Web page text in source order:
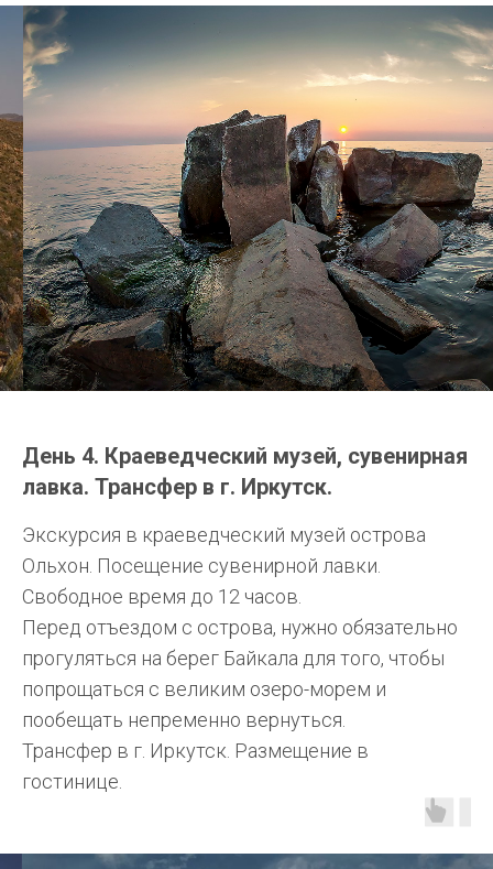
День 4. Краеведческий музей, сувенирная
лавка. Трансфер в г. Иркутск.
Экскурсия в краеведческий музей острова
Ольхон. Посещение сувенирной лавки.
Свободное время до 12 часов.
Перед отъездом с острова, нужно обязательно
прогуляться на берег Байкала для того, чтобы
попрощаться с великим озеро-морем и
пообещать непременно вернуться.
Трансфер в г. Иркутск. Размещение в
гостинице.